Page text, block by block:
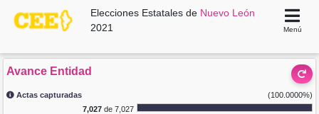
Elecciones Estatales de Nuevo León
2021
Menú
Avance Entidad
Actas capturadas
(100.0000%)
7,027de 7,027